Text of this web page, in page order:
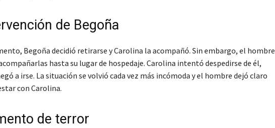
de Begoña
Begoña decidió retirarse y Carolina la acompañó. Sin embargo, el hombre
hasta su lugar de hospedaje. Carolina intentó despedirse de él,
a irse. La situación se volvió cada vez más incómoda y el hombre dejó claro
con Carolina.
de terror